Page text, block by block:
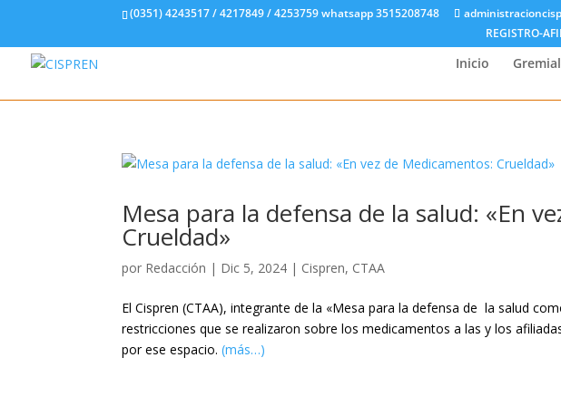
(0351) 4243517 / 4217849 / 4253759 whatsapp 3515208748
REGISTRO-
Inicio
Mesa para la defensa de la salud: «En
Crueldad»
por Redacción | Dic 5, 2024 | Cispren, CTAA
El Cispren (CTAA), integrante de la «Mesa para la defensa de la salud
restricciones que se realizaron sobre los medicamentos a las y los
por ese espacio. (más…)